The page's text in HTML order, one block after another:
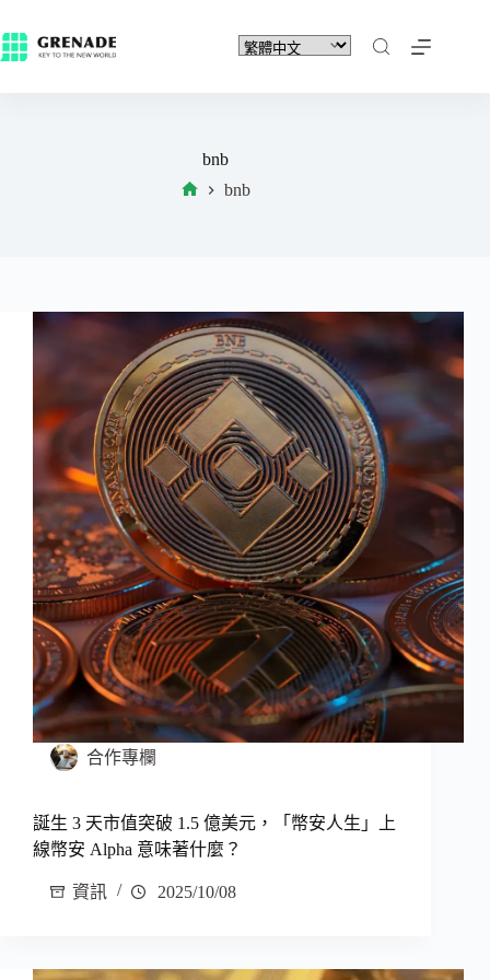
bnb
bnb
合作專欄
誕生 3 天市值突破 1.5 億美元，「幣安人生」上
線幣安 Alpha 意味著什麼？
資訊 2025/10/08